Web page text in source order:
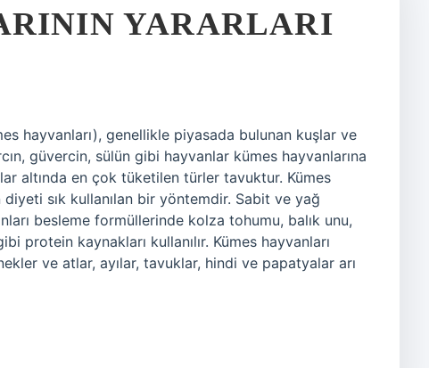
YARARLARI
hayvanları), genellikle piyasada bulunan kuşlar ve
güvercin, sülün gibi hayvanlar kümes hayvanlarına
altında en çok tüketilen türler tavuktur. Kümes
diyeti sık kullanılan bir yöntemdir. Sabit ve yağ
besleme formüllerinde kolza tohumu, balık unu,
protein kaynakları kullanılır. Kümes hayvanları
ve atlar, ayılar, tavuklar, hindi ve papatyalar arı